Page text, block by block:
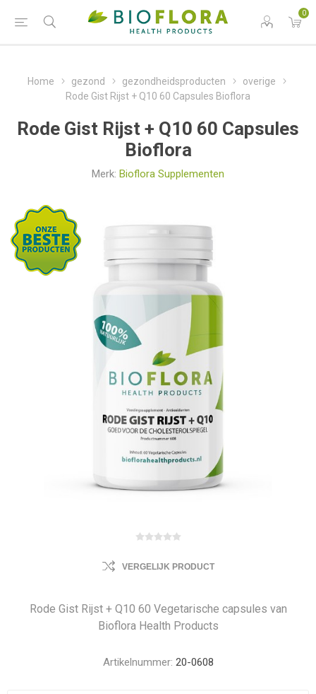
0
Home gezond gezondheidsproducten
overige
Rode Gist Rijst + Q10 60 Capsules Bioflora
Rode Gist Rijst + Q10 60 Capsules
Bioflora
Merk: Bioflora Supplementen
VERGELIJK PRODUCT
Rode Gist Rijst + Q10 60 Vegetarische capsules van
Bioflora Health Products
Artikelnummer: 20-0608